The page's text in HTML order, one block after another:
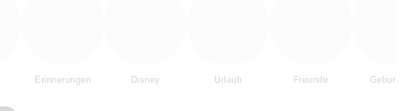
Erinnerungen Disney Urlaub Freunde Geburtstag